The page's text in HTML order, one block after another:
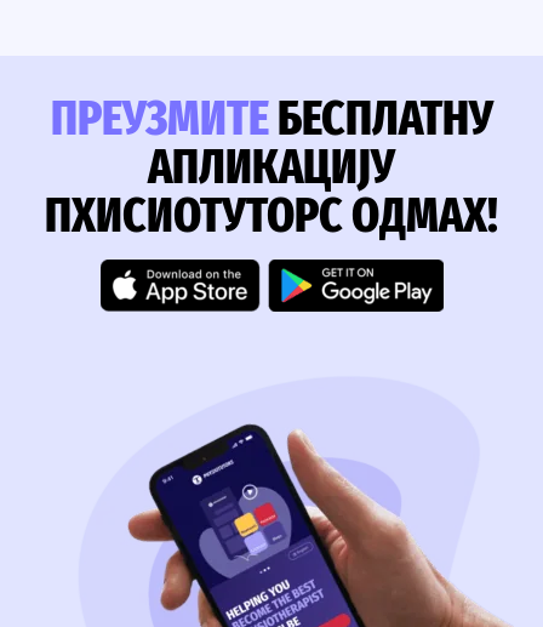
ПРЕУЗМИТЕБЕСПЛАТНУ
АПЛИКАЦИЈУ
ПХИСИОТУТОРС ОДМАХ!